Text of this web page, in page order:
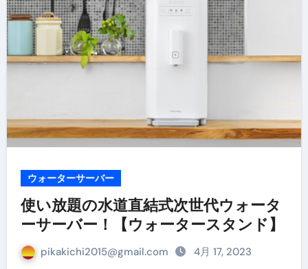
ウォーターサーバー
使い放題の水道直結式次世代ウォータ
ーサーバー！【ウォータースタンド】
pikakichi2015@gmail.com 4月 17, 2023